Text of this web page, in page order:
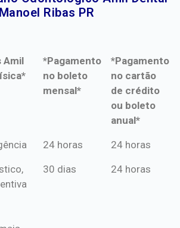
Manoel Ribas PR​
Amil
*Pagamento
no boleto
mensal*
*Pagamento
no cartão
de crédito
ou boleto
anual*
*Pagamento
mensal*
*Pagamento
de crédito
24 horas 24 horas
30 dias 24 horas